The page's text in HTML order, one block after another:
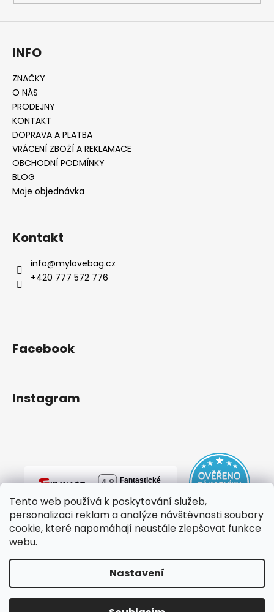
Tento web používá k poskytování služeb,
personalizaci reklam a analýze návštěvnosti soubory
cookie, které napomáhají neustále zlepšovat funkce
webu.
Nastavení
INFO
ZNAČKY
O NÁS
PRODEJNY
KONTAKT
DOPRAVA A PLATBA
VRÁCENÍ ZBOŽÍ A REKLAMACE
OBCHODNÍ PODMÍNKY
BLOG
Moje objednávka
Kontakt
info@mylovebag.cz
+420 777 572 776
Facebook
Instagram
Copyright 2026mylovebag. Všechna práva vyhrazena.